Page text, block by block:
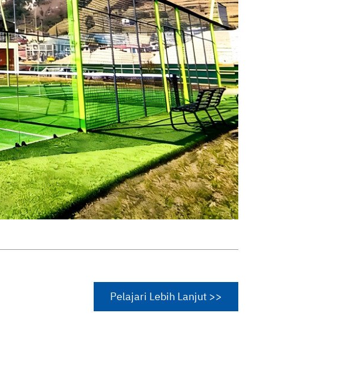
Pelajari Lebih Lanjut >>